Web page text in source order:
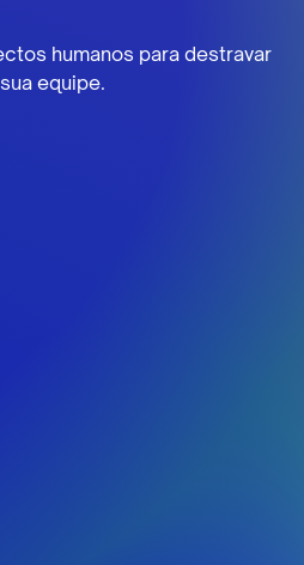
humanos para destravar
equipe.